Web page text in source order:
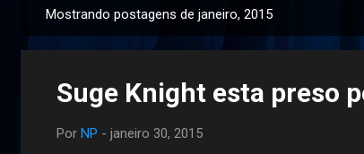
o
Mostrando postagens de janeiro, 2015
Suge Knight esta preso
Por NP - janeiro 30, 2015